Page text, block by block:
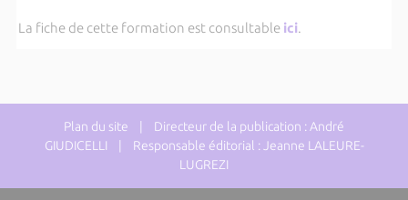
La fiche de cette formation est consultable ici.
Plan du site | Directeur de la publication : André
GIUDICELLI | Responsable éditorial : Jeanne LALEURE-
LUGREZI